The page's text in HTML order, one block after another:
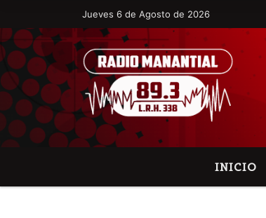
Jueves 6 de Agosto de 2026
Hoy es Jueves 6 de Agosto
INICIO